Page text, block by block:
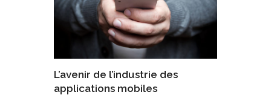
L’avenir de l’industrie des
applications mobiles